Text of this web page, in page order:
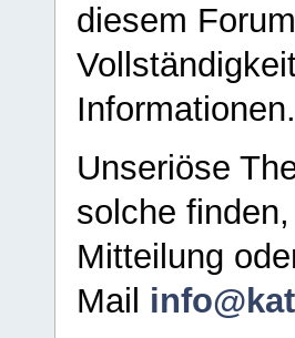
diesem
Informationen.
Unseriöse
solche
Mitteilung
Mail